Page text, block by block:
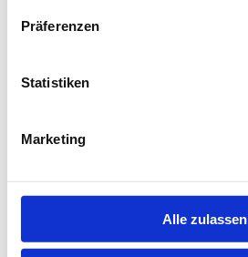
Präferenzen
Statistiken
Marketing
Alle zulassen